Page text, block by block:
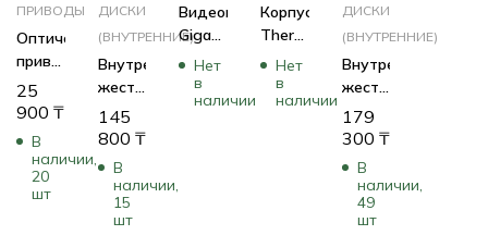
ПРИВОДЫ
Оптический
привод
Dell
784-
25
900 ₸
В
наличии,
20
шт
ДИСКИ
(ВНУТРЕННИЕ)
Внутренний
жесткий
диск
Western
Ultrastar
DC
HC330
145
800 ₸
В
наличии,
15
шт
Видеокарта
Gigabyte
RTX
4060
D6 8G
Нет
в
наличии
Корпус
Thermaltake
View
71 TG
CA-
Нет
в
наличии
ДИСКИ
(ВНУТРЕННИЕ)
Внутренний
жесткий
диск
Western
Ultrastar
DC
HC550
179
300 ₸
В
наличии,
49
шт